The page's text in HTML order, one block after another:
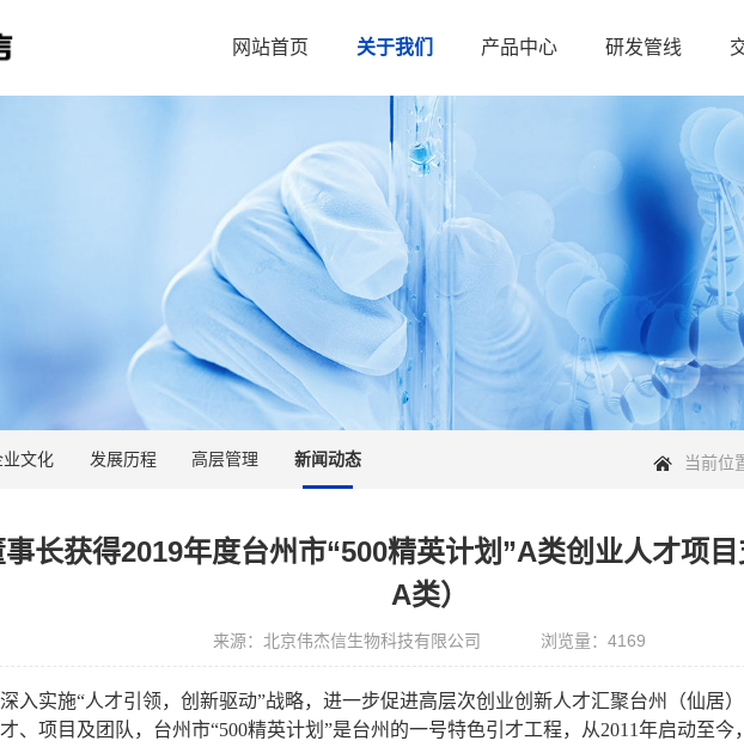
网站首页 关于我们 产品中心 研发管线
业文化 发展历程 高层管理 新闻动态 当前位
长获得2019年度台州市“500精英计划”A类创业人才项
A类）
来源：北京伟杰信生物科技有限公司 浏览量： 4169
入实施“人才引领，创新驱动”战略，进一步促进高层次创业创新人才汇聚台州（仙居
、项目及团队，台州市“500精英计划 ”是台州的一号特色引才工程，从2011年启动至今